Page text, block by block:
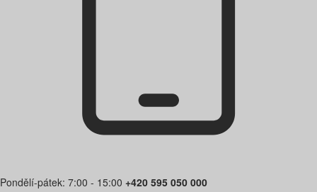
Pondělí-pátek: 7:00 - 15:00 +420 595 050 000